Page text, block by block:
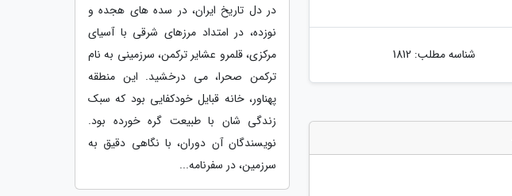
شناسه مطلب: 1812
در دل تاریخ ایران، در سده های هجده و
نوزده، در امتداد مرزهای شرقی با آسیای
مرکزی، قلمرو عشایر ترکمن، سرزمینی به نام
ترکمن صحرا، می درخشید. این منطقه
پهناور، خانه قبایل خودکفایی بود که سبک
زندگی شان با طبیعت گره خورده بود.
نویسندگان آن دوران، با نگاهی دقیق به
سرزمین، در سفرنامه...